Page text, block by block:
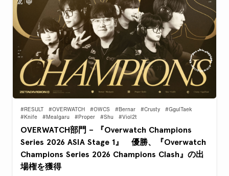
#RESULT #OVERWATCH #OWCS #Bernar #Crusty
#GgulTaek
#Knife
#Mealgaru #Proper #Shu #Viol2t
OVERWATCH部門 – 『Overwatch Champions
Series 2026 ASIA Stage 1』 優勝、『Overwatch
Champions Series 2026 Champions Clash』の出
場権を獲得